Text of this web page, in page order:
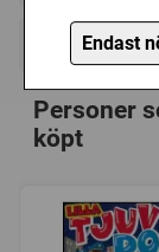
Endast
Övrig
Speltyp:
Kategori: Ord
Tillverkare:
Försälj. rank:
Personer
köpt